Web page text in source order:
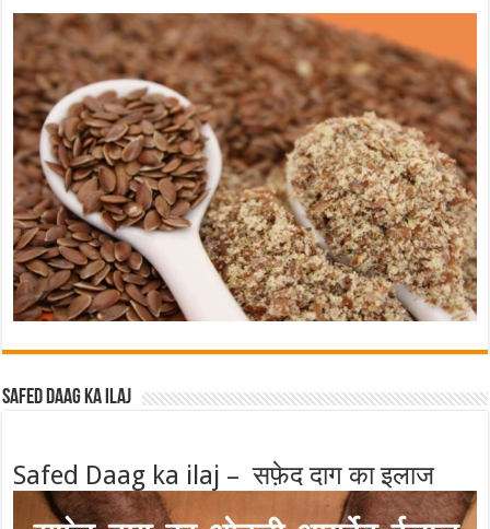
Safed Daag ka ilaj
Safed Daag ka ilaj – सफ़ेद दाग का इलाज